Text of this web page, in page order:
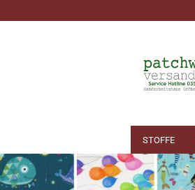
STOFFE